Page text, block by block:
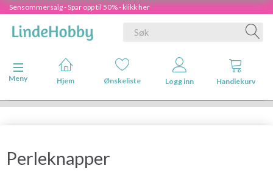
Sensommersalg - Spar opp til 50% - klikk her
Veksle navigasjon
Meny
Hjem Ønskeliste Logg inn Handlekurv
Perleknapper